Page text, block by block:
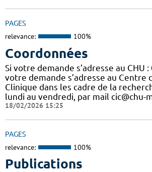
PAGES
relevance: 100%
Coordonnées
Si votre demande s’adresse au CHU
votre demande s’adresse au Centre
Clinique dans les cadre de la
lundi au vendredi, par mail cic@chu-
18/02/2026 15:25
PAGES
relevance: 100%
Publications